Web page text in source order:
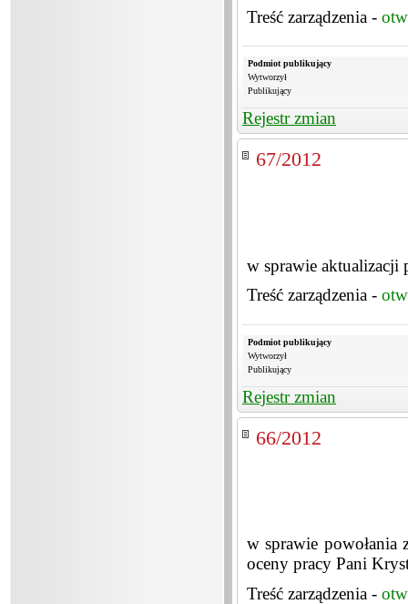
Treść zarządzenia -
Podmiot publikujący
Wytworzył
Publikujący
Rejestr zmian
67/2012
w sprawie aktualizacji
Treść zarządzenia -
Podmiot publikujący
Wytworzył
Publikujący
Rejestr zmian
66/2012
w sprawie powołania
oceny pracy Pani
Treść zarządzenia -